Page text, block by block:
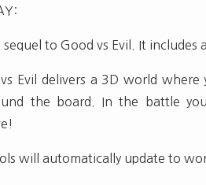
sequel to Good vs Evil. It
Evil delivers a 3D world
the board. In the battle
will automatically update to